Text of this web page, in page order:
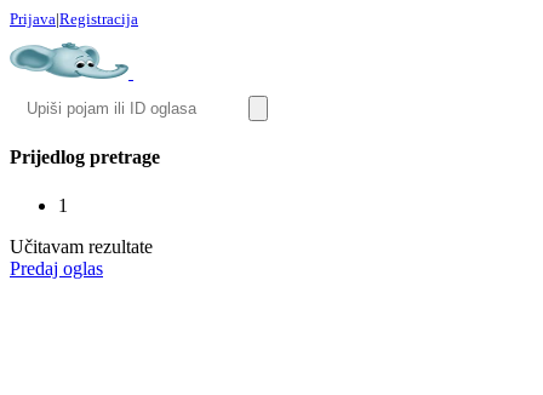
Prijava|Registracija
Prijedlog pretrage
1
Učitavam rezultate
Predaj oglas